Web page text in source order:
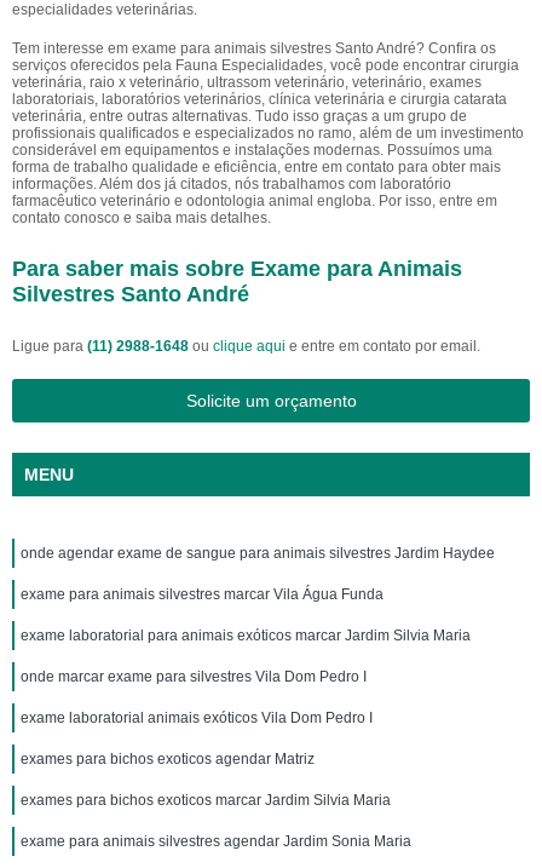
especialidades veterinárias.
Tem interesse em exame para animais silvestres Santo André? Confira os
serviços oferecidos pela Fauna Especialidades, você pode encontrar cirurgia
veterinária, raio x veterinário, ultrassom veterinário, veterinário, exames
laboratoriais, laboratórios veterinários, clínica veterinária e cirurgia catarata
veterinária, entre outras alternativas. Tudo isso graças a um grupo de
profissionais qualificados e especializados no ramo, além de um investimento
considerável em equipamentos e instalações modernas. Possuímos uma
forma de trabalho qualidade e eficiência, entre em contato para obter mais
informações. Além dos já citados, nós trabalhamos com laboratório
farmacêutico veterinário e odontologia animal engloba. Por isso, entre em
contato conosco e saiba mais detalhes.
Para saber mais sobre Exame para Animais
Silvestres Santo André
Ligue para (11) 2988-1648 ou clique aqui e entre em contato por email.
Solicite um orçamento
MENU
onde agendar exame de sangue para animais silvestres Jardim Haydee
exame para animais silvestres marcar Vila Água Funda
exame laboratorial para animais exóticos marcar Jardim Silvia Maria
onde marcar exame para silvestres Vila Dom Pedro I
exame laboratorial animais exóticos Vila Dom Pedro I
exames para bichos exoticos agendar Matriz
exames para bichos exoticos marcar Jardim Silvia Maria
exame para animais silvestres agendar Jardim Sonia Maria